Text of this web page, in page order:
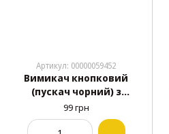
Артикул: 00000059452
Вимикач кнопковий
(пускач чорний) з
герметичною кришкою,
мідний гвинт, 2 конт. RH-
99 грн